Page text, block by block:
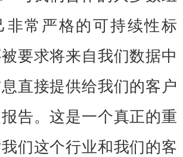
非常严格的可持续性标
要求将来自我们数据中
直接提供给我们的客户
告。这是一个真正的重
们这个行业和我们的客